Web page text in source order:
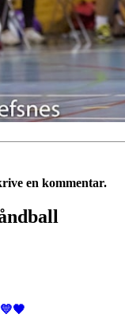
en kommentar.